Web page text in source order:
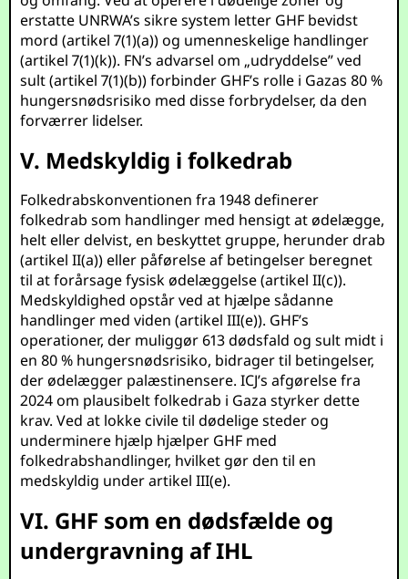
erstatte UNRWA’s sikre system letter GHF bevidst
mord (artikel 7(1)(a)) og umenneskelige handlinger
(artikel 7(1)(k)). FN’s advarsel om „udryddelse” ved
sult (artikel 7(1)(b)) forbinder GHF’s rolle i Gazas 80 %
hungersnødsrisiko med disse forbrydelser, da den
forværrer lidelser.
V. Medskyldig i folkedrab
Folkedrabskonventionen fra 1948 definerer
folkedrab som handlinger med hensigt at ødelægge,
helt eller delvist, en beskyttet gruppe, herunder drab
(artikel II(a)) eller påførelse af betingelser beregnet
til at forårsage fysisk ødelæggelse (artikel II(c)).
Medskyldighed opstår ved at hjælpe sådanne
handlinger med viden (artikel III(e)). GHF’s
operationer, der muliggør 613 dødsfald og sult midt i
en 80 % hungersnødsrisiko, bidrager til betingelser,
der ødelægger palæstinensere. ICJ’s afgørelse fra
2024 om plausibelt folkedrab i Gaza styrker dette
krav. Ved at lokke civile til dødelige steder og
underminere hjælp hjælper GHF med
folkedrabshandlinger, hvilket gør den til en
medskyldig under artikel III(e).
VI. GHF som en dødsfælde og
undergravning af IHL